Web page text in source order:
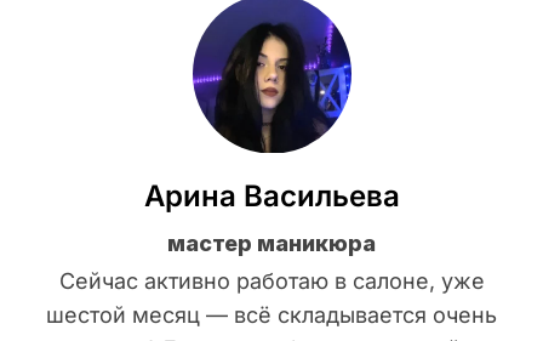
Арина Васильева
мастер маникюра
Сейчас активно работаю в салоне, уже
шестой месяц — всё складывается очень